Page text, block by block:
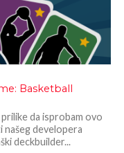
Basketball
da isprobam ovo
developera
deckbuilder...